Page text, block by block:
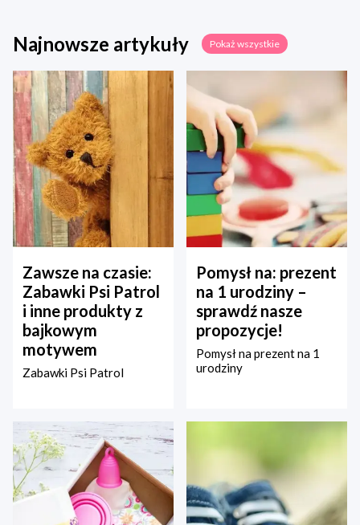
Najnowsze artykuły Pokaż wszystkie
Zawsze na czasie:
Zabawki Psi Patrol
i inne produkty z
bajkowym
motywem
Zabawki Psi Patrol
Pomysł na: prezent
na 1 urodziny –
sprawdź nasze
propozycje!
Pomysł na prezent na 1
urodziny